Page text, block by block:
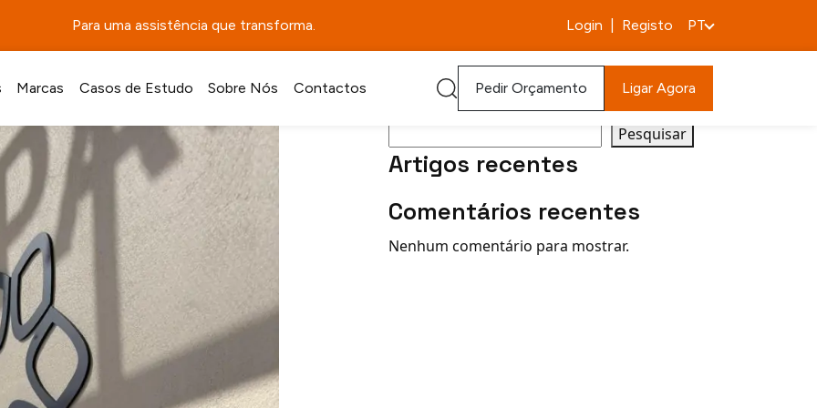
Para uma assistência que transforma. Login Registo PT
Marcas Casos de Estudo Sobre Nós Contactos Pedir Orçamento Ligar Agora
Pesquisar
Pesquisar
Artigos recentes
Comentários recentes
Nenhum comentário para mostrar.